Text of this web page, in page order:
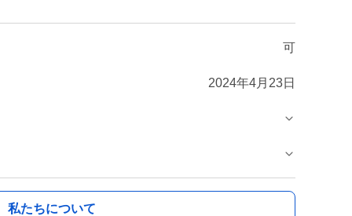
可
2024年4月23日
私たちについて